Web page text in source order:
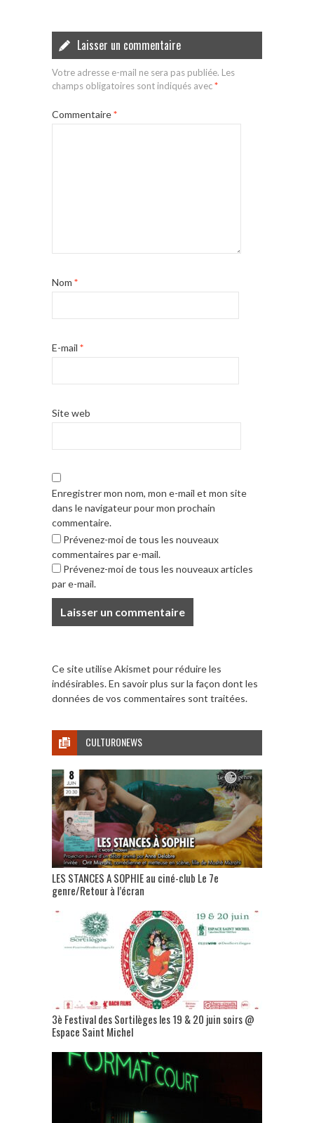
Laisser un commentaire
Votre adresse e-mail ne sera pas publiée. Les
champs obligatoires sont indiqués avec*
Commentaire*
Nom *
E-mail *
Site web
Enregistrer mon nom, mon e-mail et mon site
dans le navigateur pour mon prochain
commentaire.
Prévenez-moi de tous les nouveaux
commentaires par e-mail.
Prévenez-moi de tous les nouveaux articles
par e-mail.
Ce site utilise Akismet pour réduire les
indésirables.En savoir plus sur la façon dont les
données de vos commentaires sont traitées.
CULTURONEWS
LES STANCES A SOPHIE au ciné-club Le 7e
genre/Retour à l’écran
3è Festival des Sortilèges les 19 & 20 juin soirs @
Espace Saint Michel